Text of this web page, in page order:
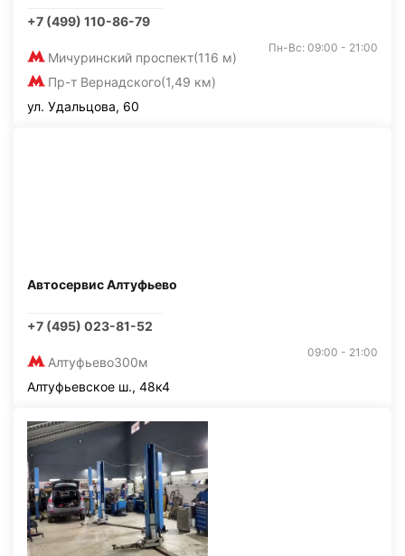
+7 (499) 110-86-79
Мичуринский проспект(116 м)
Пр-т Вернадского(1,49 км)
Пн-Вс: 09:00 - 21:00
ул. Удальцова, 60
Автосервис Алтуфьево
+7 (495) 023-81-52
Алтуфьево300м
09:00 - 21:00
Алтуфьевское ш., 48к4